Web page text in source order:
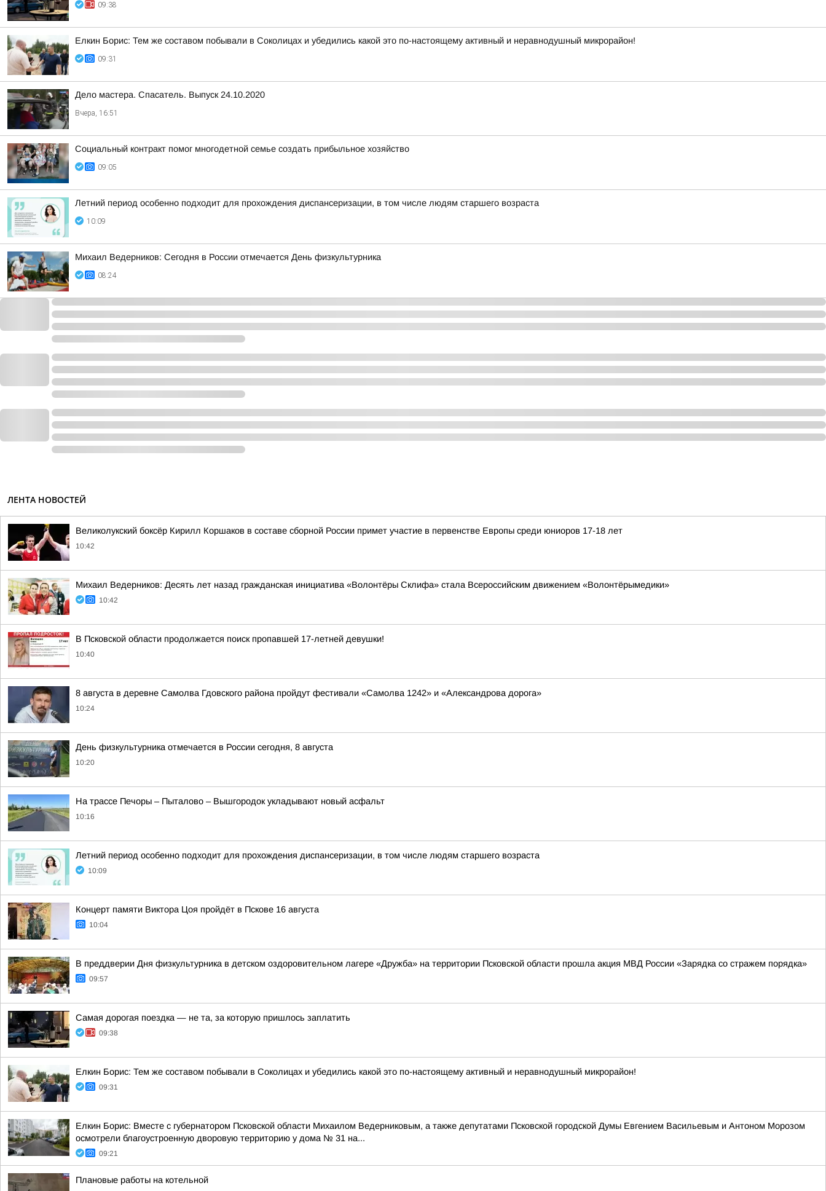
09:38
Елкин Борис: Тем же составом побывали в Соколицах и убедились какой это по-настоящему активный и неравнодушный микрорайон!
09:31
Дело мастера. Спасатель. Выпуск 24.10.2020
Вчера, 16:51
Социальный контракт помог многодетной семье создать прибыльное хозяйство
09:05
Летний период особенно подходит для прохождения диспансеризации, в том числе людям старшего возраста
10:09
Михаил Ведерников: Сегодня в России отмечается День физкультурника
08:24
ЛЕНТА НОВОСТЕЙ
Великолукский боксёр Кирилл Коршаков в составе сборной России примет участие в первенстве Европы среди юниоров 17-18 лет
10:42
Михаил Ведерников: Десять лет назад гражданская инициатива «Волонтёры Склифа» стала Всероссийским движением «Волонтёрымедики»
10:42
В Псковской области продолжается поиск пропавшей 17-летней девушки!
10:40
8 августа в деревне Самолва Гдовского района пройдут фестивали «Самолва 1242» и «Александрова дорога»
10:24
День физкультурника отмечается в России сегодня, 8 августа
10:20
На трассе Печоры – Пыталово – Вышгородок укладывают новый асфальт
10:16
Летний период особенно подходит для прохождения диспансеризации, в том числе людям старшего возраста
10:09
Концерт памяти Виктора Цоя пройдёт в Пскове 16 августа
10:04
В преддверии Дня физкультурника в детском оздоровительном лагере «Дружба» на территории Псковской области прошла акция МВД России «Зарядка со стражем порядка»
09:57
Самая дорогая поездка — не та, за которую пришлось заплатить
09:38
Елкин Борис: Тем же составом побывали в Соколицах и убедились какой это по-настоящему активный и неравнодушный микрорайон!
09:31
Елкин Борис: Вместе с губернатором Псковской области Михаилом Ведерниковым, а также депутатами Псковской городской Думы Евгением Васильевым и Антоном Морозом
осмотрели благоустроенную дворовую территорию у дома № 31 на...
09:21
Плановые работы на котельной